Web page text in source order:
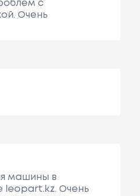
с
Очень
машины в
leopart.kz. Очень